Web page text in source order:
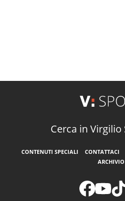
Cerca in Virgilio
CONTENUTI SPECIALI CONTATTACI
ARCHIVIO